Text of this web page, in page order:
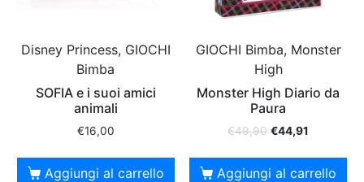
Disney Princess, GIOCHI
Bimba
SOFIA e i suoi amici
animali
€16,00
Aggiungi al carrello
GIOCHI Bimba, Monster
High
Monster High Diario da
Paura
€49,90 €44,91
Aggiungi al carrello